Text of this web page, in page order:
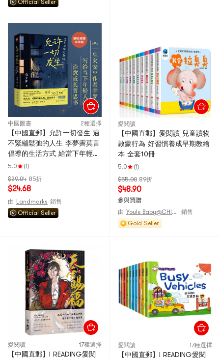
Official Seller
中國圖書 2種選擇
【中國直郵】允許一切發生 過
不緊繃鬆弛的人生 李夢霽莫言
倡導的生活方式 給當下年輕人
的治癒成長哲思書 熱銷爆品
5.0
(1)
$29.04 85折
$24.68
由 Landmarks 銷售
Official Seller
愛閱讀
【中國直郵】愛閱讀 兒童讀物
啟蒙行為 好習慣養成早期教繪
本 全套10冊
5.0
(1)
$55.00 89折
$48.90
參與買贈
由
Youle Baby@CHINA
銷售
Gold Seller
愛閱讀 17種選擇
【中國直郵】I READING愛閱
愛閱讀 17種選擇
【中國直郵】I READING愛閱